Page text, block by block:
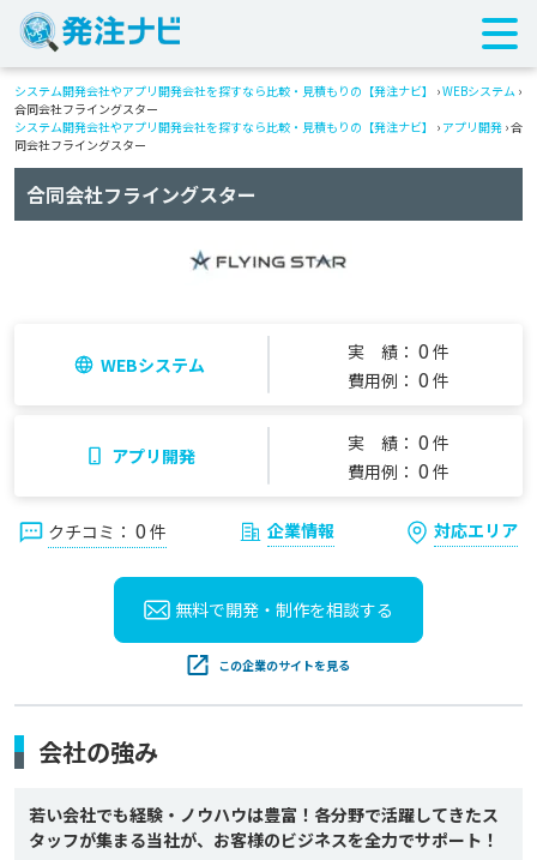
システム開発会社やアプリ開発会社を探すなら比較・見積もりの【発注ナビ】 ›WEBシステム ›
合同会社フライングスター
システム開発会社やアプリ開発会社を探すなら比較・見積もりの【発注ナビ】
› アプリ開発 › 合
同会社フライングスター
合同会社フライングスター
WEBシステム
実 績： 0 件
費用例： 0 件
アプリ開発
実 績： 0 件
費用例： 0 件
クチコミ： 0 件 企業情報 対応エリア
無料で開発・制作を相談する
この企業のサイトを見る
会社の強み
若い会社でも経験・ノウハウは豊富！各分野で活躍してきたス
タッフが集まる当社が、お客様のビジネスを全力でサポート！